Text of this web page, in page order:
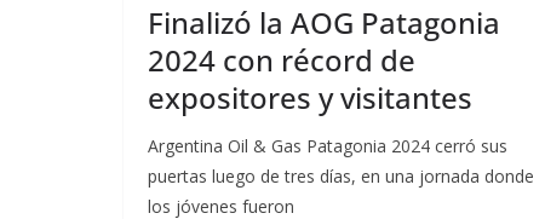
Finalizó la AOG Patagonia
2024 con récord de
expositores y visitantes
Argentina Oil & Gas Patagonia 2024 cerró sus
puertas luego de tres días, en una jornada donde
los jóvenes fueron